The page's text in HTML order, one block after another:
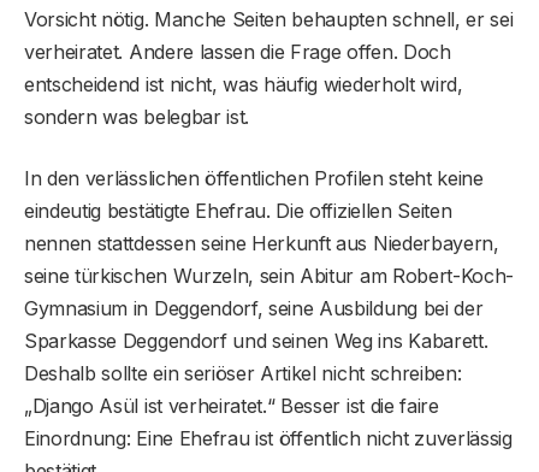
Vorsicht nötig. Manche Seiten behaupten schnell, er sei
verheiratet. Andere lassen die Frage offen. Doch
entscheidend ist nicht, was häufig wiederholt wird,
sondern was belegbar ist.
In den verlässlichen öffentlichen Profilen steht keine
eindeutig bestätigte Ehefrau. Die offiziellen Seiten
nennen stattdessen seine Herkunft aus Niederbayern,
seine türkischen Wurzeln, sein Abitur am Robert-Koch-
Gymnasium in Deggendorf, seine Ausbildung bei der
Sparkasse Deggendorf und seinen Weg ins Kabarett.
Deshalb sollte ein seriöser Artikel nicht schreiben:
„Django Asül ist verheiratet.“ Besser ist die faire
Einordnung: Eine Ehefrau ist öffentlich nicht zuverlässig